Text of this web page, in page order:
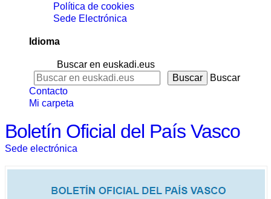
Política de cookies
Sede Electrónica
Idioma
Buscar en euskadi.eus
Buscar
Contacto
Mi carpeta
Boletín Oficial del País Vasco
Sede electrónica